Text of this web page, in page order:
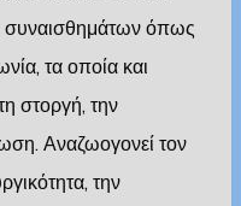
συναισθημάτων όπως
τα οποία και
στοργή, την
Αναζωογονεί τον
την